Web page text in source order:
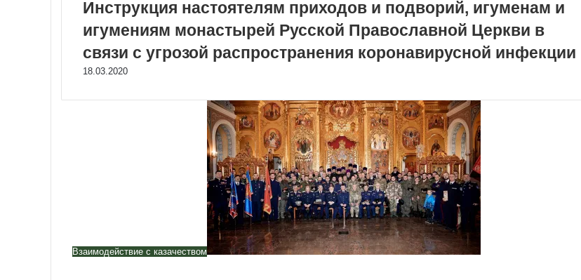
Инструкция настоятелям приходов и подворий, игуменам и
игумениям монастырей Русской Православной Церкви в
связи с угрозой распространения коронавирусной инфекции
18.03.2020
Взаимодействие с казачеством